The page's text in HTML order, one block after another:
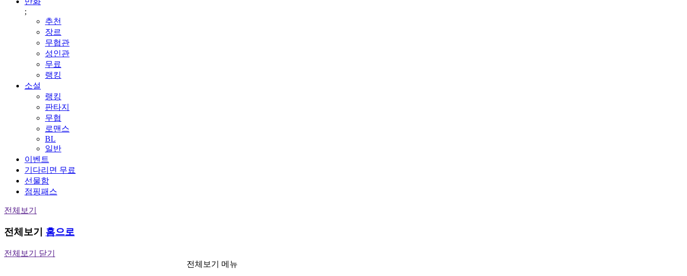
;
추천
장르
무협관
성인관
무료
랭킹
소설
랭킹
판타지
무협
로맨스
BL
일반
이벤트
기다리면 무료
선물함
점핑패스
전체보기
전체보기 홈으로
전체보기 닫기
전체보기 메뉴